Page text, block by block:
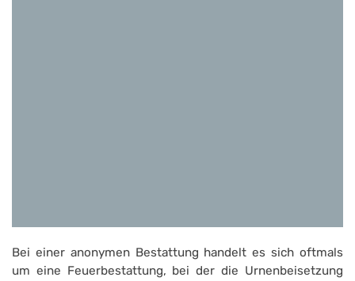
Bei einer anonymen Bestattung handelt es sich oftmals
um eine Feuerbestattung, bei der die Urnenbeisetzung